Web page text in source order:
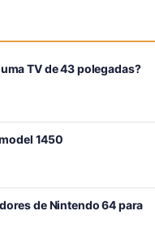
TV de 43 polegadas?
1450
de Nintendo 64 para